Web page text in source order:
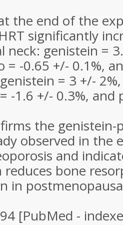
the end of the
significantly
genistein =
= -0.65 +/- 0.1%,
= 3 +/-
-1.6 +/- 0.3%, and
the genistein-
observed in the
and
bone
in
[PubMed -